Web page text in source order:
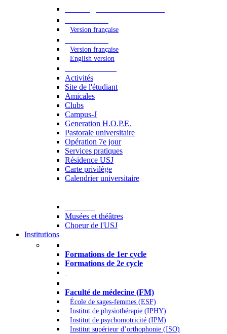
Version française
Version française
English version
Activités
Site de l'étudiant
Amicales
Clubs
Campus-J
Generation H.O.P.E.
Pastorale universitaire
Opération 7e jour
Services pratiques
Résidence USJ
Carte privilège
Calendrier universitaire
Musées et théâtres
Choeur de l'USJ
Institutions
Formations de 1er cycle
Formations de 2e cycle
Faculté de médecine (FM)
École de sages-femmes (ESF)
Institut de physiothérapie (IPHY)
Institut de psychomotricité (IPM)
Institut supérieur d’orthophonie (ISO)